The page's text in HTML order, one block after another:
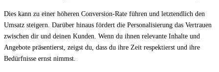
Dies kann zu einer höheren Conversion-Rate führen und letztendlich den
Umsatz steigern. Darüber hinaus fördert die Personalisierung das Vertrauen
zwischen dir und deinen Kunden. Wenn du ihnen relevante Inhalte und
Angebote präsentierst, zeigst du, dass du ihre Zeit respektierst und ihre
Bedürfnisse ernst nimmst.